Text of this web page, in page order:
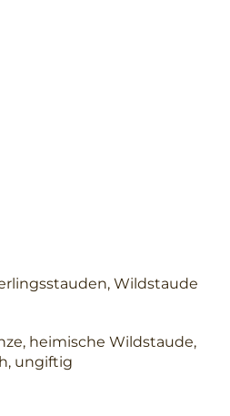
Wildstaude
heimische Wildstaude,
ungiftig